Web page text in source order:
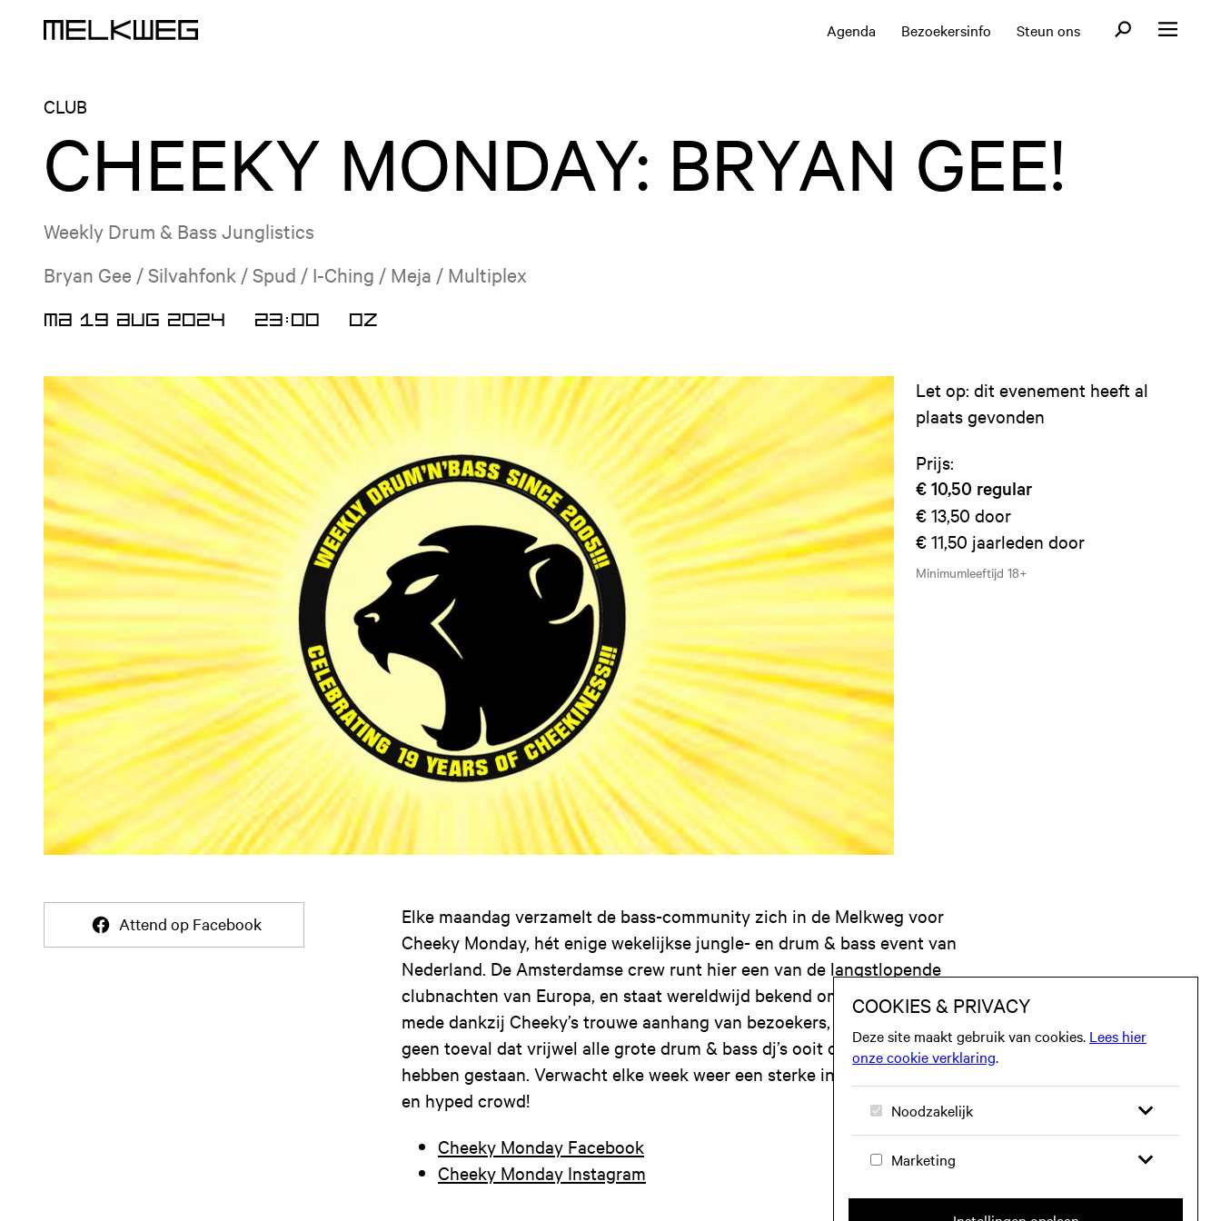
Agenda Bezoekersinfo Steun ons OpenOpen menu
CLUB
CHEEKY MONDAY: BRYAN GEE!
Weekly Drum & Bass Junglistics
Bryan Gee / Silvahfonk / Spud / I-Ching / Meja / Multiplex
MA 19 AUG 2024 23:00 OZ
Let op: dit evenement heeft al
plaats gevonden
Prijs:
€ 10,50 regular
€ 13,50 door
€ 11,50 jaarleden door
Minimumleeftijd 18+
Attend op Facebook
Elke maandag verzamelt de bass-community zich in de Melkweg voor
Cheeky Monday, hét enige wekelijkse jungle- en drum & bass event van
Nederland. De Amsterdamse crew runt hier een van de langstlopende
clubnachten van Europa, en staat wereldwijd bekend om de goede sfeer,
mede dankzij Cheeky’s trouwe aanhang van bezoekers, dj’s en mc’s. Het is
geen toeval dat vrijwel alle grote drum & bass dj’s ooit op Cheeky Monday
hebben gestaan. Verwacht elke week weer een sterke internationale line-up
en hyped crowd!
Cheeky Monday Facebook
Cheeky Monday Instagram